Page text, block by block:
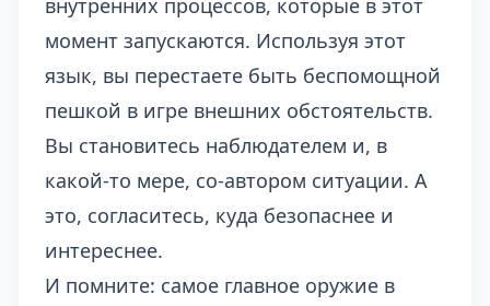
внутренних процессов, которые в этот
момент запускаются. Используя этот
язык, вы перестаете быть беспомощной
пешкой в игре внешних обстоятельств.
Вы становитесь наблюдателем и, в
какой-то мере, со-автором ситуации. А
это, согласитесь, куда безопаснее и
интереснее.
И помните: самое главное оружие в